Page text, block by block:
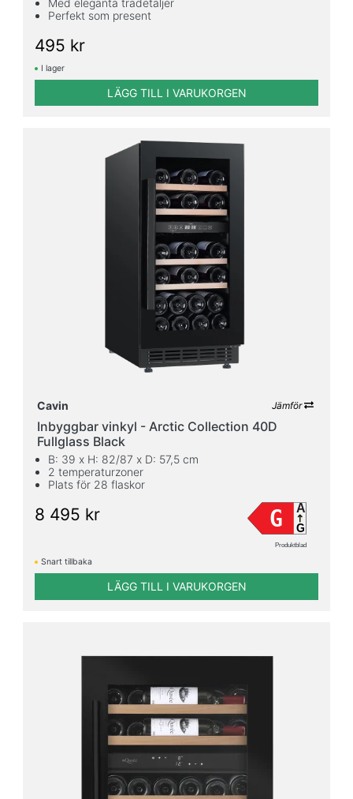
Perfekt som present
495 kr
I lager
LÄGG TILL I VARUKORGEN
Cavin Jämför
Inbyggbar vinkyl - Arctic Collection 40D
Fullglass Black
B: 39 x H: 82/87 x D: 57,5 cm
2 temperaturzoner
Plats för 28 flaskor
8 495 kr G A
G
Produktblad
Snart tillbaka
LÄGG TILL I VARUKORGEN